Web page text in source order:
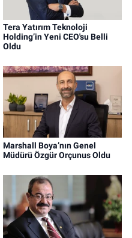
Tera Yatırım Teknoloji
Holding’in Yeni CEO'su Belli
Oldu
Marshall Boya’nın Genel
Müdürü Özgür Orçunus Oldu